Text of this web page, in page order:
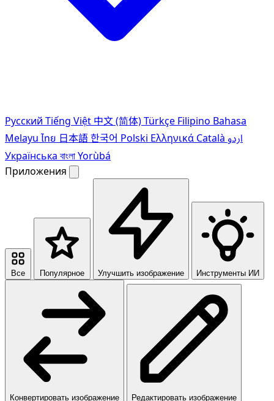
Pусский Tiếng Việt 中文 (简体)Türkçe Filipino Bahasa
Melayu ไทย 日本語한국어 Polski Ελληνικά Català اردو
Українська বাংলাYorùbá
Приложения
Все Популярное Улучшить изображение Инструменты ИИ
Конвертировать изображение Редактировать изображение